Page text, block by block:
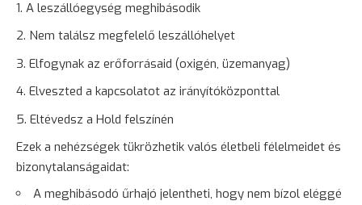
A leszállóegység meghibásodik
Nem találsz megfelelő leszállóhelyet
Elfogynak az erőforrásaid (oxigén, üzemanyag)
Elveszted a kapcsolatot az irányítóközponttal
Eltévedsz a Hold felszínén
Ezek a nehézségek tükrözhetik valós életbeli félelmeidet és
bizonytalanságaidat:
A meghibásodó űrhajó jelentheti, hogy nem bízol eléggé